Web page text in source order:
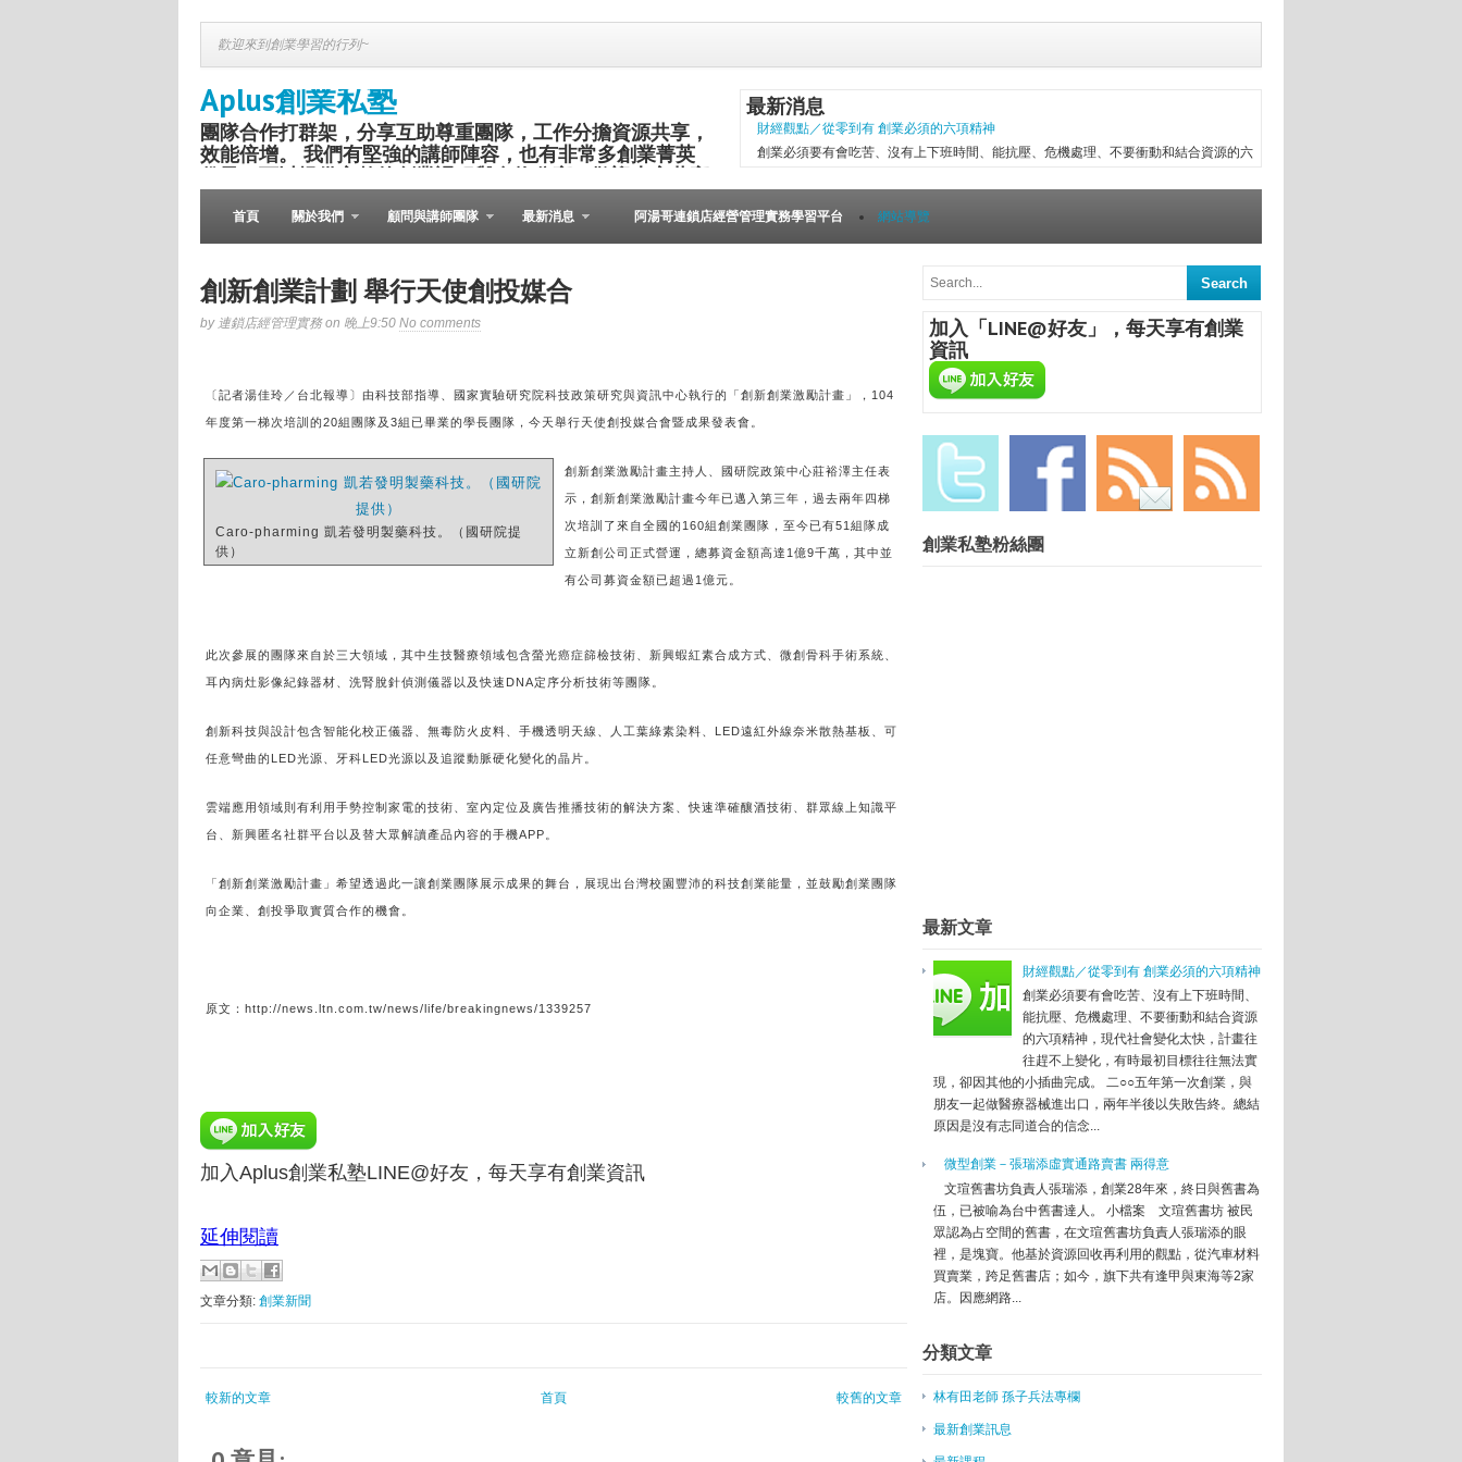
歡迎來到創業學習的行列~
Aplus創業私塾
團隊合作打群架，分享互助尊重團隊，工作分擔資源共享，
效能倍增。 我們有堅強的講師陣容，也有非常多創業菁英
份子，可以提供完整的創業課程與食物分享，歡迎大家共襄
盛舉。
最新消息
財經觀點／從零到有 創業必須的六項精神
創業必須要有會吃苦、沒有上下班時間、能抗壓、危機處理、不要衝動和結合資源的六
以失敗告終。總結原因是沒有志同道合的信念...
文瑄舊書坊負責人張瑞添，創業28年來，終日與舊書為伍，已被喻為台中舊書達人。
小檔案 文瑄舊書坊 被民眾認為占空間的舊書，在文瑄舊書坊負責人張瑞添的眼裡，
是塊寶。他基於資源回收再利用的觀點，從汽車材料買賣業，跨足舊書店；如今，旗下
共有逢甲與東海等2家店。因應網路...
[Meet創業之星] ALCHEMA：今天開始，享受專屬於你的自釀美酒！
由的美國人，不論場合一定要把酒言歡，增進彼此感情，更不用說日本
人的居酒屋文化、韓國的炸機配燒酒等等。全球的飲酒文化盛行，你還
在等什麼？開始動手自己做吧！...
創業菁英班創業私塾版權所有請尊重智慧財產權勿任意轉載違者依法必究. 技術提供：
Blogger.
►12月(63)
►9月(78)
▼6月 (42)
鼓勵創業 別只看到科技業
艱苦人創業微利貸 縣府助脫貧
家中果園「第二春」 莊雅晴研發火龍果面膜創業
中國以稅務支持創業 台應提防磁吸效應
微型創業－一森 用對家人的心做糕點
貓奴齊創業，諾芽推Pura智慧飲水器
大學生創業 立體拼圖音響玩創意、拼設計
電子結合文創，紙可拍推專屬「文青相機」
微創業賣肉乾 陸配月入50萬
微型創業－NUDE自創品牌內衣 簡約實搭
陸配微創業 年營業額600萬
有創業經驗的風投家更易成功
投資50萬港幣創業 移民台灣再開大門
[創業與管理]執行力不是一套專案管理軟體系統
[創業與管理]讓下屬感受到堅定意志
首頁 關於我們 顧問與講師團隊 最新消息 阿湯哥連鎖店經營管理實務學習平台 網站導覽
創新創業計劃 舉行天使創投媒合
by 連鎖店經管理實務 on 晚上9:50 No comments
〔記者湯佳玲／台北報導〕由科技部指導、國家實驗研究院科技政策研究與資訊中心執行的「創新創業激勵計畫」，104
年度第一梯次培訓的20組團隊及3組已畢業的學長團隊，今天舉行天使創投媒合會暨成果發表會。
Caro-pharming 凱若發明製藥科技。（國研院提
供）
創新創業激勵計畫主持人、國研院政策中心莊裕澤主任表
示，創新創業激勵計畫今年已邁入第三年，過去兩年四梯
次培訓了來自全國的160組創業團隊，至今已有51組隊成
立新創公司正式營運，總募資金額高達1億9千萬，其中並
有公司募資金額已超過1億元。
此次參展的團隊來自於三大領域，其中生技醫療領域包含螢光癌症篩檢技術、新興蝦紅素合成方式、微創骨科手術系統、
耳內病灶影像紀錄器材、洗腎脫針偵測儀器以及快速DNA定序分析技術等團隊。
創新科技與設計包含智能化校正儀器、無毒防火皮料、手機透明天線、人工葉綠素染料、LED遠紅外線奈米散熱基板、可
任意彎曲的LED光源、牙科LED光源以及追蹤動脈硬化變化的晶片。
雲端應用領域則有利用手勢控制家電的技術、室內定位及廣告推播技術的解決方案、快速準確釀酒技術、群眾線上知識平
台、新興匿名社群平台以及替大眾解讀產品內容的手機APP。
「創新創業激勵計畫」希望透過此一讓創業團隊展示成果的舞台，展現出台灣校園豐沛的科技創業能量，並鼓勵創業團隊
向企業、創投爭取實質合作的機會。
原文：http://news.ltn.com.tw/news/life/breakingnews/1339257
加入Aplus創業私塾LINE@好友，每天享有創業資訊
延伸閱讀
文章分類: 創業新聞
較新的文章 較舊的文章
首頁
加入「LINE@好友」，每天享有創業
資訊
創業私塾粉絲團
最新文章
財經觀點／從零到有 創業必須的六項精神
創業必須要有會吃苦、沒有上下班時間、
能抗壓、危機處理、不要衝動和結合資源
的六項精神，現代社會變化太快，計畫往
往趕不上變化，有時最初目標往往無法實
現，卻因其他的小插曲完成。 二○○五年第一次創業，與
朋友一起做醫療器械進出口，兩年半後以失敗告終。總結
原因是沒有志同道合的信念...
微型創業－張瑞添虛實通路賣書 兩得意
文瑄舊書坊負責人張瑞添，創業28年來，終日與舊書為
伍，已被喻為台中舊書達人。 小檔案 文瑄舊書坊 被民
眾認為占空間的舊書，在文瑄舊書坊負責人張瑞添的眼
裡，是塊寶。他基於資源回收再利用的觀點，從汽車材料
買賣業，跨足舊書店；如今，旗下共有逢甲與東海等2家
店。因應網路...
分類文章
林有田老師 孫子兵法專欄
最新創業訊息